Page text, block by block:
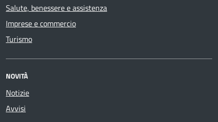
Salute, benessere e assistenza
Imprese e commercio
Turismo
NOVITÀ
Notizie
Avvisi